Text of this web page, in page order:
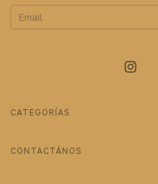
CATEGORÍAS
CONTACTÁNOS